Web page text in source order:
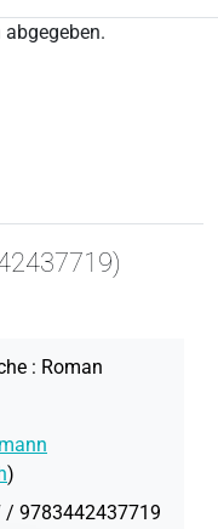
: Roman
)
/ 9783442437719